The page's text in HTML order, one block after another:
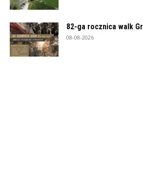
82-ga rocznica walk
08-08-2026